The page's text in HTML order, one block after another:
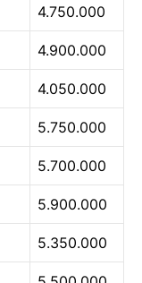
4.750.000
4.900.000
4.050.000
5.750.000
5.700.000
5.900.000
5.350.000